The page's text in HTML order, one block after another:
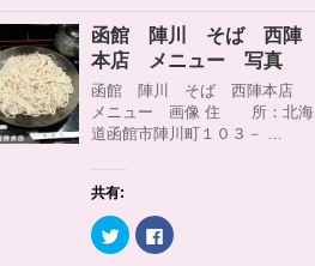
し
て
T
w
i
t
e
r
で
有
新
い
ウ
ィ
b
o
o
k
で
共
有
す
る
に
し
て
く
函館 陣川 そば 西陣
本店 メニュー 写真
函館 陣川 そば 西陣本店
メニュー 画像 住 所：北海
道函館市陣川町１０３－ …
共有:
ク
リ
F
a